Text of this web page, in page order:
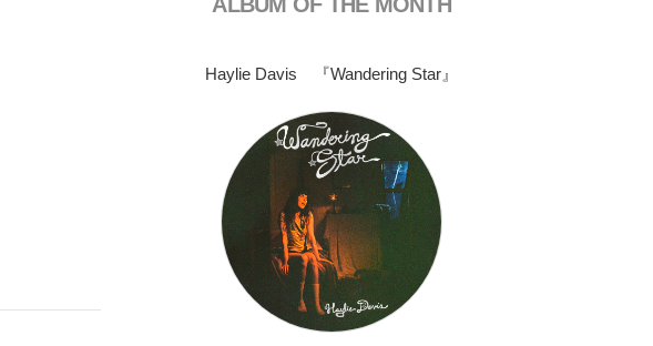
Haylie Davis 『Wandering Star』